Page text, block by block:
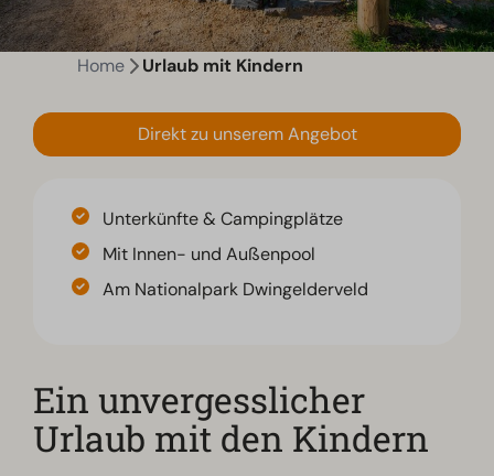
Home Urlaub mit Kindern
Direkt zu unserem Angebot
Unterkünfte & Campingplätze
Mit Innen- und Außenpool
Am Nationalpark Dwingelderveld
Ein unvergesslicher
Urlaub mit den Kindern